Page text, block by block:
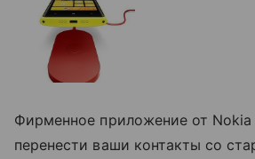
Фирменное приложение от
перенести ваши контакты со